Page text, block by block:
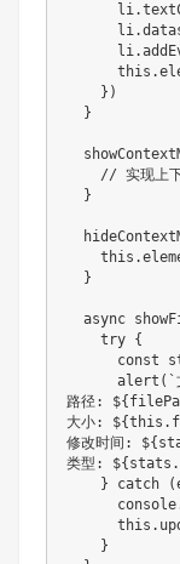
    })
  }
// 实现上
  }
  }
async
    try {
const
alert(`
路径:
大小:
修改时间:
类型:
} catch
    }